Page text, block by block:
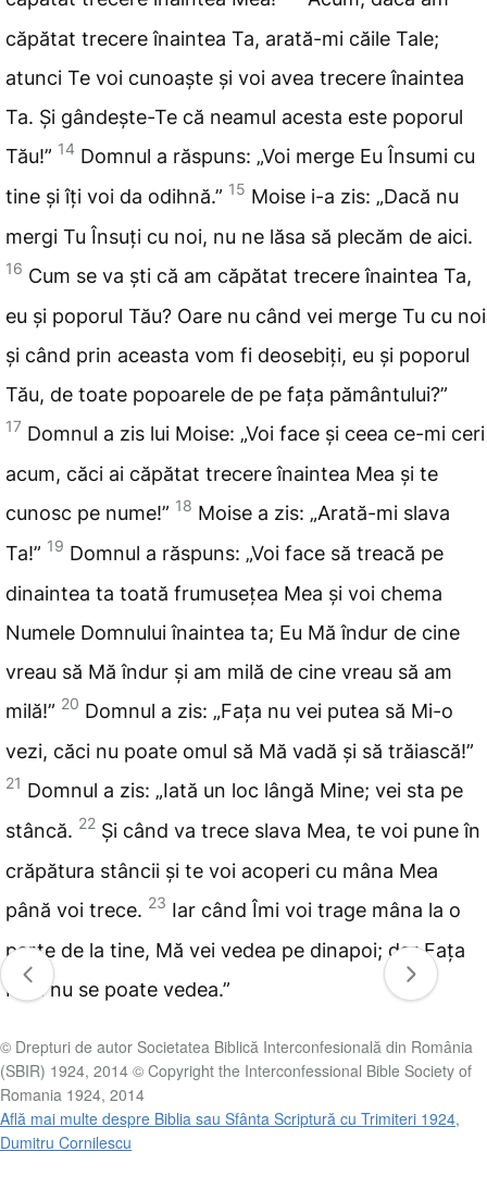
căpătat trecere înaintea Ta, arată-mi căile Tale;
atunci Te voi cunoaște și voi avea trecere înaintea
Ta. Și gândește-Te că neamul acesta este poporul
Tău!” 14 Domnul a răspuns: „Voi merge Eu Însumi cu
tine și îți voi da odihnă.” 15 Moise i-a zis: „Dacă nu
mergi Tu Însuți cu noi, nu ne lăsa să plecăm de aici.
16 Cum se va ști că am căpătat trecere înaintea Ta,
eu și poporul Tău? Oare nu când vei merge Tu cu noi
și când prin aceasta vom fi deosebiți, eu și poporul
Tău, de toate popoarele de pe fața pământului?”
17 Domnul a zis lui Moise: „Voi face și ceea ce-mi ceri
acum, căci ai căpătat trecere înaintea Mea și te
cunosc pe nume!” 18 Moise a zis: „Arată-mi slava
Ta!” 19 Domnul a răspuns: „Voi face să treacă pe
dinaintea ta toată frumusețea Mea și voi chema
Numele Domnului înaintea ta; Eu Mă îndur de cine
vreau să Mă îndur și am milă de cine vreau să am
milă!” 20 Domnul a zis: „Fața nu vei putea să Mi-o
vezi, căci nu poate omul să Mă vadă și să trăiască!”
21 Domnul a zis: „Iată un loc lângă Mine; vei sta pe
stâncă. 22 Și când va trece slava Mea, te voi pune în
crăpătura stâncii și te voi acoperi cu mâna Mea
până voi trece. 23 Iar când Îmi voi trage mâna la o
parte de la tine, Mă vei vedea pe dinapoi; dar Fața
Mea nu se poate vedea.”
© Drepturi de autor Societatea Biblică Interconfesională din România
(SBIR) 1924, 2014 © Copyright the Interconfessional Bible Society of
Romania 1924, 2014
Află mai multe despre Biblia sau Sfânta Scriptură cu Trimiteri 1924,
Dumitru Cornilescu